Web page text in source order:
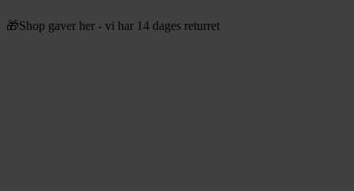
til
🎁Shop gaver her - vi har 14 dages returret